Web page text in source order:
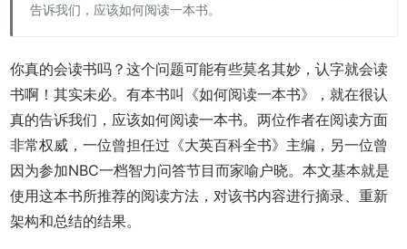
告诉我们，应该如何阅读一本书。
你真的会读书吗？这个问题可能有些莫名其妙，认字就会读
书啊！其实未必。有本书叫《如何阅读一本书》，就在很认
真的告诉我们，应该如何阅读一本书。两位作者在阅读方面
非常权威，一位曾担任过《大英百科全书》主编，另一位曾
因为参加NBC一档智力问答节目而家喻户晓。本文基本就是
使用这本书所推荐的阅读方法，对该书内容进行摘录、重新
架构和总结的结果。